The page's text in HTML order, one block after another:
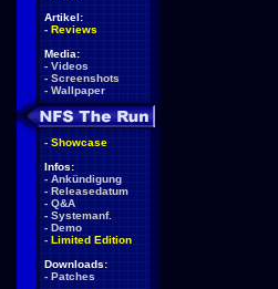
Artikel:
- Reviews
Media:
- Videos
- Screenshots
- Wallpaper
- Showcase
Infos:
- Ankündigung
- Releasedatum
- Q&A
- Systemanf.
- Demo
- Limited Edition
Downloads:
- Patches